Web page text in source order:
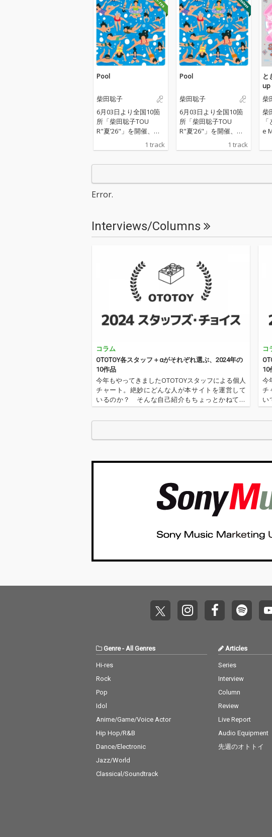
Pool
柴田聡子
6月03日より全国10箇
所「柴田聡子TOU
R"夏’26"」を開催、「F
6」にも出演する柴田
ダンサブルな新曲「Po
郎。マスタリングは、
Dave Cooley。
1 track
Pool
柴田聡子
6月03日より全国10箇
所「柴田聡子TOU
R"夏’26"」を開催、「F
6」にも出演する柴田
郎。マスタリングは、
Dave Cooley。
1 track
と
up
柴
柴
e
lease
リ
Error.
Interviews/Columns
コラム
OTOTOY各スタッフ＋αがそれぞれ選ぶ、2024年の
10作品
今年もやってきましたOTOTOYスタッフによる個人
チャート。絶妙にどんな人が本サイトを運営して
いるのか？ そんな自己紹介もちょっとかねてお
ります。2024年は、それぞれなにを聴いてOTOTO
コ
10
今
チ
い
野
Genre- All Genres
Hi-res
Rock
Pop
Idol
Anime/Game/Voice Actor
Hip Hop/R&B
Dance/Electronic
Jazz/World
Classical/Soundtrack
Articles
Series
Interview
Column
Review
Live Report
Audio Equipment
先週のオトトイ